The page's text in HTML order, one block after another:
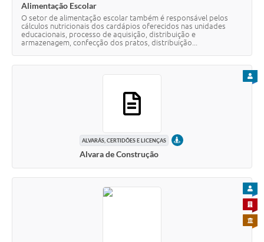
Alimentação Escolar
O setor de alimentação escolar também é responsável pelos
cálculos nutricionais dos cardápios oferecidos nas unidades
educacionais, processo de aquisição, distribuição e
armazenagem, confecção dos pratos, distribuição...
ALVARÁS, CERTIDÕES E LICENÇAS PRESENCIAL
Alvara de Construção
PARA
PARA